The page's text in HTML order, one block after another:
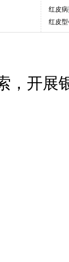
红皮
红皮
，开展